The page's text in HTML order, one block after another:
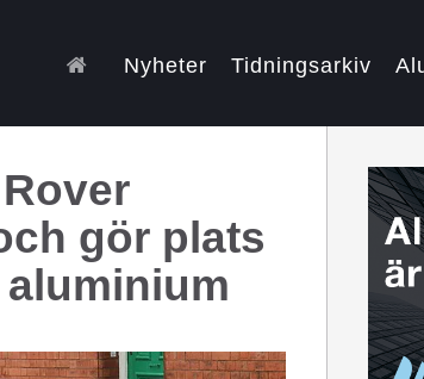
Nyheter Tidningsarkiv
gör plats